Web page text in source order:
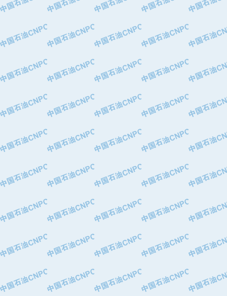
·中国石油大庆石油化工总厂
·中国石油化工股份有限公司催化剂长
·北京长空工业有限公司
·托肯恒山科技（广州）有限公司
·北京德泰联华科技发展有限公司
·陕西爱瑞德控制工程有限公司
·成都皖东仪表电缆成套系统有限公司
·成都中寰机电设备有限公司
·河北保定天威集团特变电气有限公司
·中国石油抚顺石化公司
·中国石油辽阳石油化纤公司
·托肯恒山科技（广州）有限公司
·中国石油兰州石油化工公司
·大庆油田飞马有限公司
·大庆油田有限责任公司
·中国石油华北油田公司
·中国石油锦西石化分公司
·天津钢管集团股份有限公司
·深圳市肯多斯实业发展有限公司